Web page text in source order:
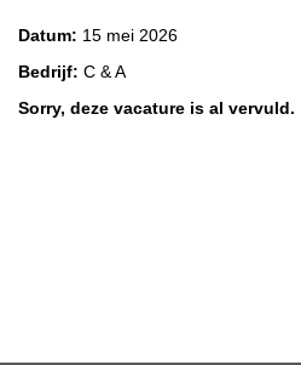
Datum: 15 mei 2026
Bedrijf: C & A
Sorry, deze vacature is al vervuld.